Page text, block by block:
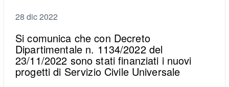
28 dic 2022
Si comunica che con Decreto
Dipartimentale n. 1134/2022 del
23/11/2022 sono stati finanziati i nuovi
progetti di Servizio Civile Universale